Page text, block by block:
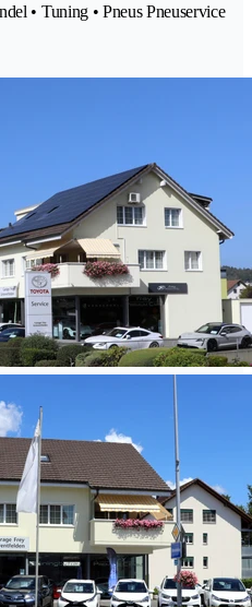
• Tuning • Pneus Pneuservice